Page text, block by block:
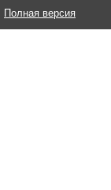
Полная версия